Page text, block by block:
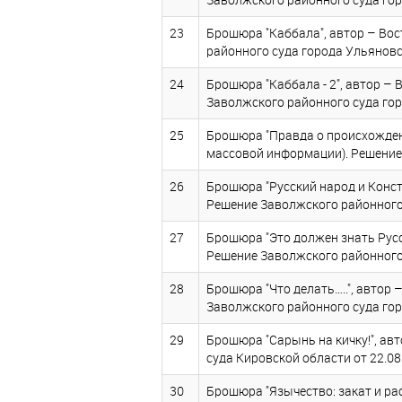
23
Брошюра "Каббала", автор –
районного суда города
24
Брошюра "Каббала - 2", автор –
Заволжского районного суда
25
Брошюра "Правда о
массовой информации).
26
Брошюра "Русский народ и
Решение Заволжского
27
Брошюра "Это должен знать
Решение Заволжского
28
Брошюра "Что делать…..", автор
Заволжского районного суда
29
Брошюра "Сарынь на кичку!",
суда Кировской области от
30
Брошюра "Язычество: закат и